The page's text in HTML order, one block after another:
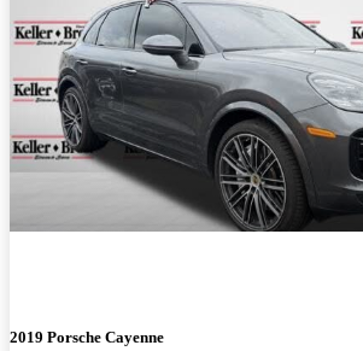
2019 Porsche Cayenne